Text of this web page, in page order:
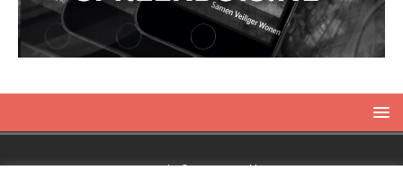
Copyright © 2019 Spreekbuis